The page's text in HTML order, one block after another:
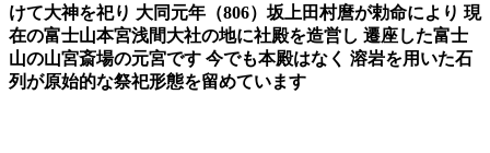
けて大神を祀り 大同元年（806）坂上田村麿が勅命により 現
在の富士山本宮浅間大社の地に社殿を造営し 遷座した富士
山の山宮斎場の元宮です 今でも本殿はなく 溶岩を用いた石
列が原始的な祭祀形態を留めています